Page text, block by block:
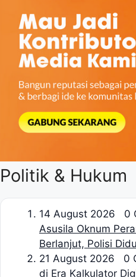
Politik & Hukum
14 August 2026 0
Asusila Oknum
Berlanjut, Polisi
21 August 2026 0
di Era Kalkulator